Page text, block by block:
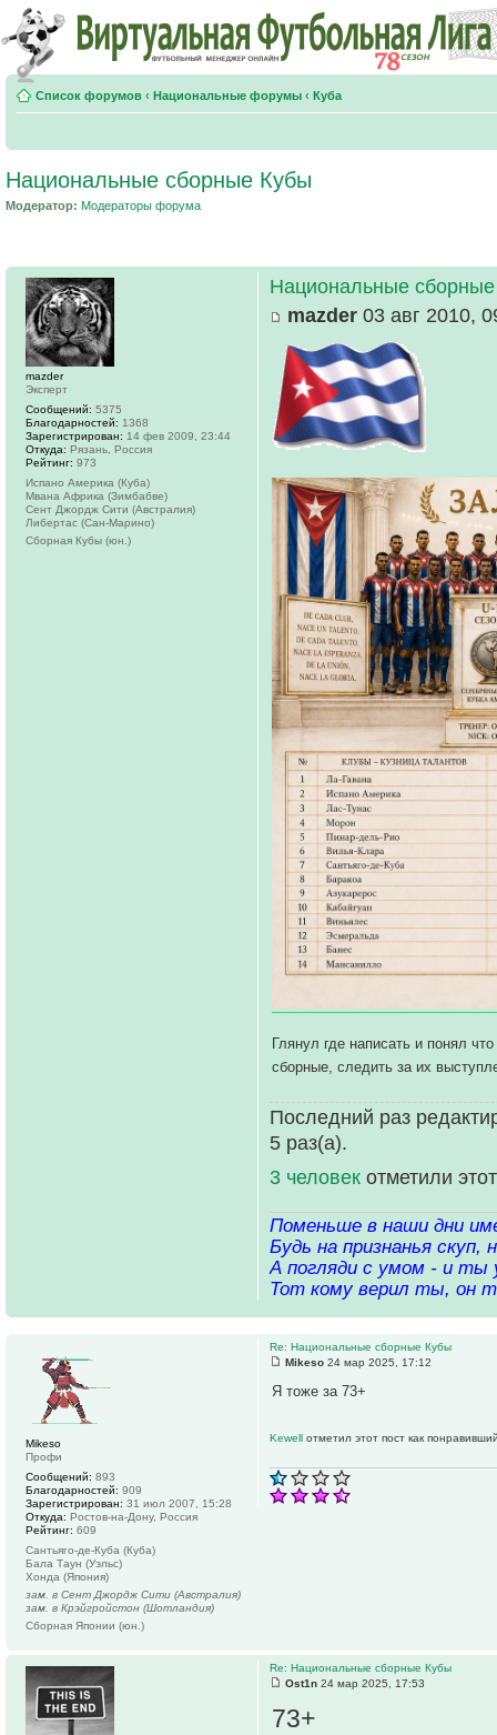
Список форумов ‹ Национальные форумы ‹ Куба
Национальные сборные Кубы
Модератор: Модераторы форума
Национальные
mazder 03 авг 2010,
Глянул где написать и понял
сборные, следить за их
Последний раз
5 раз(а).
3 человек отметили
Поменьше в наши дни
Будь на признанья
А погляди с умом - и ты
Тот кому верил ты, он
mazder
Эксперт
Сообщений: 5375
Благодарностей: 1368
Зарегистрирован: 14 фев 2009, 23:44
Откуда: Рязань, Россия
Рейтинг: 973
Испано Америка (Куба)
Мвана Африка (Зимбабве)
Сент Джордж Сити (Австралия)
Либертас (Сан-Марино)
Сборная Кубы (юн.)
Re: Национальные сборные Кубы
Mikeso 24 мар 2025, 17:12
Я тоже за 73+
Kewell отметил этот пост как
Mikeso
Профи
Сообщений: 893
Благодарностей: 909
Зарегистрирован: 31 июл 2007, 15:28
Откуда: Ростов-на-Дону, Россия
Рейтинг: 609
Сантьяго-де-Куба (Куба)
Бала Таун (Уэльс)
Хонда (Япония)
зам. в Сент Джордж Сити (Австралия)
зам. в Крэйгройстон (Шотландия)
Сборная Японии (юн.)
Re: Национальные сборные Кубы
Ost1n 24 мар 2025, 17:53
73+